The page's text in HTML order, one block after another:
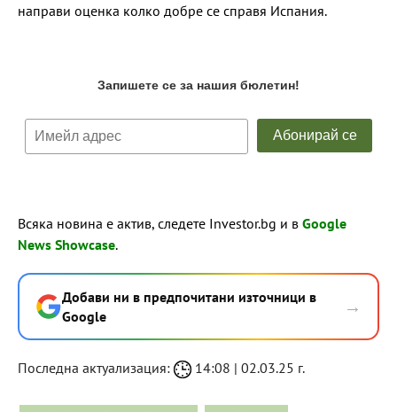
направи оценка колко добре се справя Испания.
Всяка новина е актив, следете Investor.bg и в Google
News Showcase.
Добави ни в предпочитани източници в
Google
→
Последна актуализация: 14:08 | 02.03.25 г.